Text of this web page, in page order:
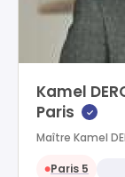
Kamel
Paris
✓
Maître Kamel
●Paris 5